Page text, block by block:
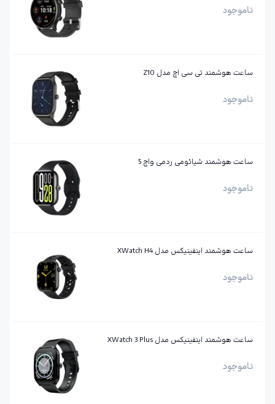
ناموجود
ساعت هوشمند تی سی اچ مدل Z10
ناموجود
ساعت هوشمند شیائومی ردمی واچ 5
ناموجود
ساعت هوشمند اینفینیکس مدل XWatch H4
ناموجود
ساعت هوشمند اینفینیکس مدل XWatch 3 Plus
ناموجود